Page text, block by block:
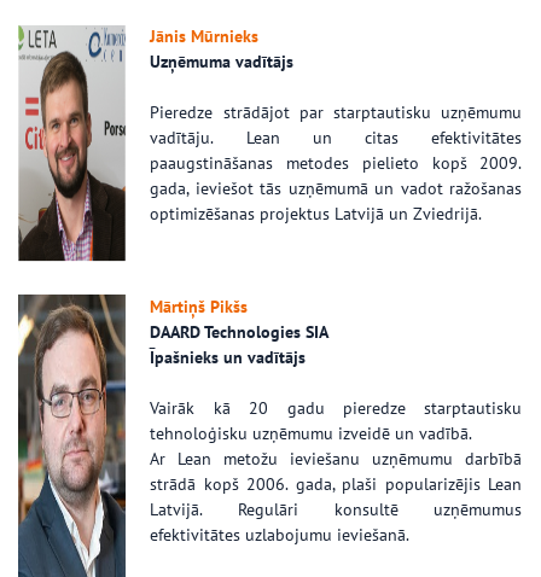
Jānis Mūrnieks
Uzņēmuma vadītājs
Pieredze strādājot par starptautisku uzņēmumu
vadītāju. Lean un citas efektivitātes
paaugstināšanas metodes pielieto kopš 2009.
gada, ieviešot tās uzņēmumā un vadot ražošanas
optimizēšanas projektus Latvijā un Zviedrijā.
Mārtiņš Pikšs
DAARD Technologies SIA
Īpašnieks un vadītājs
Vairāk kā 20 gadu pieredze starptautisku
tehnoloģisku uzņēmumu izveidē un vadībā.
Ar Lean metožu ieviešanu uzņēmumu darbībā
strādā kopš 2006. gada, plaši popularizējis Lean
Latvijā. Regulāri konsultē uzņēmumus
efektivitātes uzlabojumu ieviešanā.